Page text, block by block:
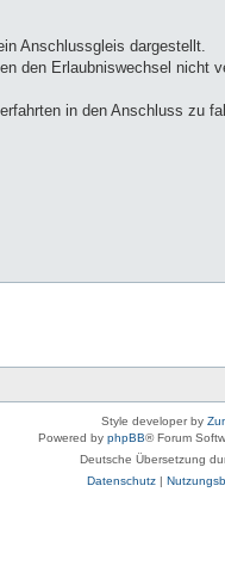
Anschlussgleis dargestellt.
den Erlaubniswechsel nicht
in den Anschluss zu
Style developer by
Powered by phpBB® Forum
Deutsche Übersetzung
Datenschutz|